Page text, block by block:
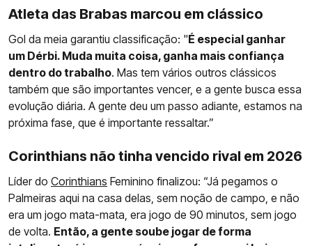
Atleta das Brabas marcou em clássico
Gol da meia garantiu classificação: "É especial ganhar
um Dérbi. Muda muita coisa, ganha mais confiança
dentro do trabalho. Mas tem vários outros clássicos
também que são importantes vencer, e a gente busca essa
evolução diária. A gente deu um passo adiante, estamos na
próxima fase, que é importante ressaltar.”
Corinthians não tinha vencido rival em 2026
Líder do Corinthians Feminino finalizou: “Já pegamos o
Palmeiras aqui na casa delas, sem noção de campo, e não
era um jogo mata-mata, era jogo de 90 minutos, sem jogo
de volta. Então, a gente soube jogar de forma